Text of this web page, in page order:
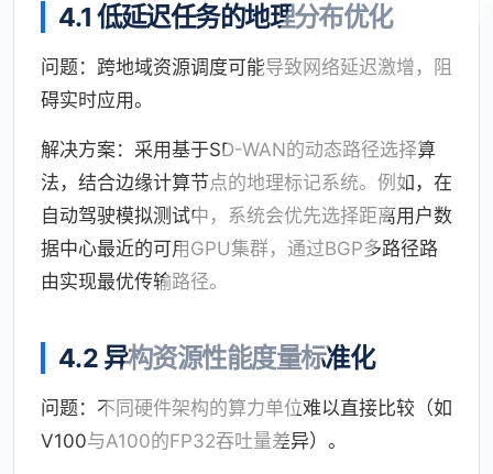
4.1 低延迟任务的地理分布优化
问题：跨地域资源调度可能导致网络延迟激增，阻
碍实时应用。
解决方案：采用基于SD-WAN的动态路径选择算
法，结合边缘计算节点的地理标记系统。例如，在
自动驾驶模拟测试中，系统会优先选择距离用户数
据中心最近的可用GPU集群，通过BGP多路径路
由实现最优传输路径。
4.2 异构资源性能度量标准化
问题：不同硬件架构的算力单位难以直接比较（如
V100与A100的FP32吞吐量差异）。